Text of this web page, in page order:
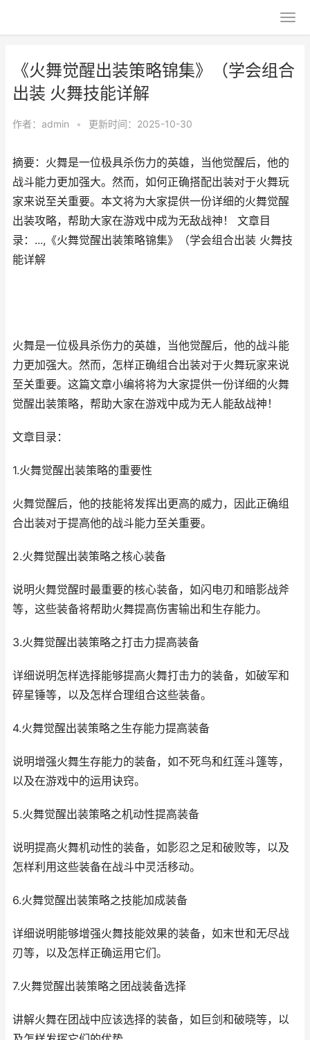
《火舞觉醒出装策略锦集》（学会组合
出装 火舞技能详解
作者： admin • 更新时间：2025-10-30
摘要：火舞是一位极具杀伤力的英雄，当他觉醒后，他的
战斗能力更加强大。然而，如何正确搭配出装对于火舞玩
家来说至关重要。本文将为大家提供一份详细的火舞觉醒
出装攻略，帮助大家在游戏中成为无敌战神！ 文章目
录：...,《火舞觉醒出装策略锦集》（学会组合出装 火舞技
能详解
火舞是一位极具杀伤力的英雄，当他觉醒后，他的战斗能
力更加强大。然而，怎样正确组合出装对于火舞玩家来说
至关重要。这篇文章小编将将为大家提供一份详细的火舞
觉醒出装策略，帮助大家在游戏中成为无人能敌战神！
文章目录：
1.火舞觉醒出装策略的重要性
火舞觉醒后，他的技能将发挥出更高的威力，因此正确组
合出装对于提高他的战斗能力至关重要。
2.火舞觉醒出装策略之核心装备
说明火舞觉醒时最重要的核心装备，如闪电刃和暗影战斧
等，这些装备将帮助火舞提高伤害输出和生存能力。
3.火舞觉醒出装策略之打击力提高装备
详细说明怎样选择能够提高火舞打击力的装备，如破军和
碎星锤等，以及怎样合理组合这些装备。
4.火舞觉醒出装策略之生存能力提高装备
说明增强火舞生存能力的装备，如不死鸟和红莲斗篷等，
以及在游戏中的运用诀窍。
5.火舞觉醒出装策略之机动性提高装备
说明提高火舞机动性的装备，如影忍之足和破败等，以及
怎样利用这些装备在战斗中灵活移动。
6.火舞觉醒出装策略之技能加成装备
详细说明能够增强火舞技能效果的装备，如末世和无尽战
刃等，以及怎样正确运用它们。
7.火舞觉醒出装策略之团战装备选择
讲解火舞在团战中应该选择的装备，如巨剑和破晓等，以